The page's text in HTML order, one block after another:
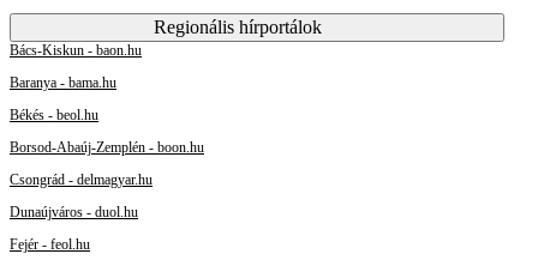
Regionális hírportálok
Bács-Kiskun - baon.hu
Baranya - bama.hu
Békés - beol.hu
Borsod-Abaúj-Zemplén - boon.hu
Csongrád - delmagyar.hu
Dunaújváros - duol.hu
Fejér - feol.hu